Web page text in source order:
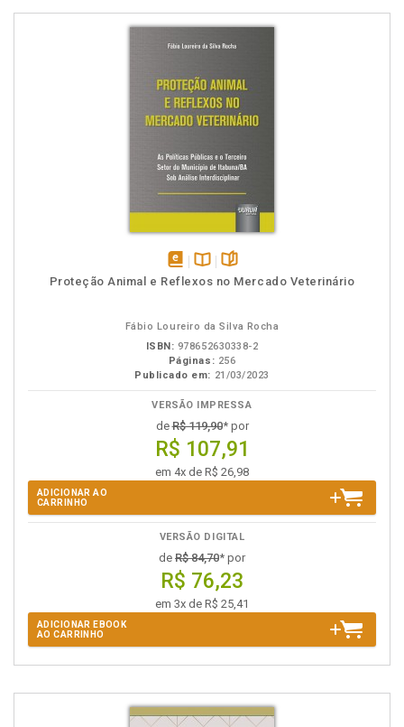
disponívelDisponível
páginas
Proteção Animal e Reflexos no Mercado Veterinário
Fábio Loureiro da Silva Rocha
ISBN: 978652630338-2
Páginas: 256
Publicado em: 21/03/2023
VERSÃO IMPRESSA
deR$ 119,90* por
R$ 107,91
em 4x de R$ 26,98
ADICIONAR AO
CARRINHO
VERSÃO DIGITAL
de R$ 84,70* por
R$ 76,23
em 3x de R$ 25,41
ADICIONAR EBOOK
AO CARRINHO